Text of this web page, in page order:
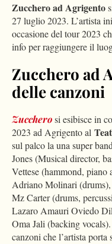
Zucchero ad Agrigento
27 luglio 2023. L’artista
occasione del tour 2023
info per raggiungere il
Zucchero ad
delle canzoni
Zuccherosi esibisce in
2023 ad Agrigento al
sul palco la una super
Jones (Musical director,
Vettese (hammond,
Adriano Molinari
Mz Carter (drums,
Lazaro Amauri Oviedo
Oma Jali (backing
canzoni che l’artista porta